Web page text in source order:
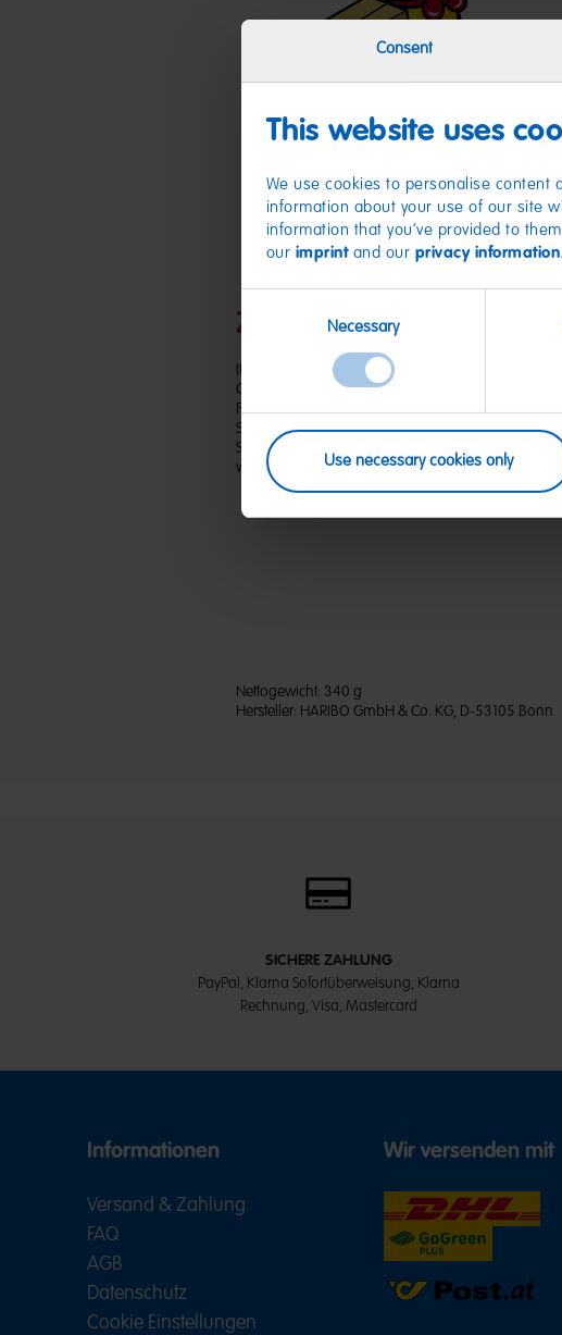
Consent
This website uses
We use cookies to personalise content
information about your use of our site
information that you’ve provided to
our imprintand our privacy information.
Selection
Necessary
Use necessary cookies only
Zutaten
(D) Fruchtgummi mit Schaumzucker, teilweise mit
Glukosesirup; Zucker; Gelatine; Dextrose;
Frucht- und Pflanzenkonzentrate: Karotte, Apfel,
Süßkartoffel, Paprika, Schwarze Johannisbeere,
Sonnenblumenöl; Aroma; Karamellsirup;
weiß und gelb. Kann Spuren von MILCH, WEIZEN
Nettogewicht: 340 g
Hersteller: HARIBO GmbH & Co. KG, D-53105 Bonn
SICHERE ZAHLUNG
PayPal, Klarna Sofortüberweisung, Klarna
Rechnung, Visa, Mastercard
Informationen
Versand & Zahlung
FAQ
AGB
Datenschutz
Cookie Einstellungen
Wir versenden mit